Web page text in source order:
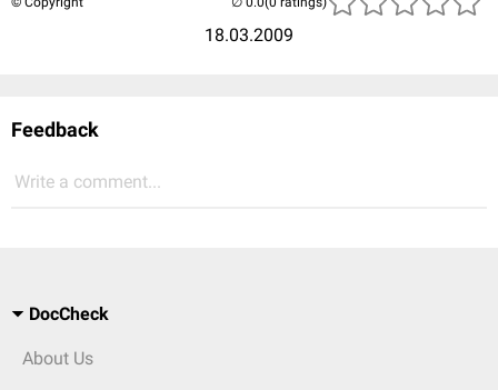
18.03.2009
Feedback
Write a comment...
DocCheck
About Us